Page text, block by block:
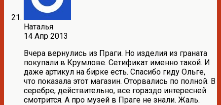
Наталья
14 Апр 2013
Вчера вернулись из Праги. Но изделия из граната
покупали в Крумлове. Сетификат именно такой. И
даже артикул на бирке есть. Спасибо гиду Ольге,
что показала этот магазин. Оторвались по полной. В
серебре, действительно, все гораздо интересней
смотрится. А про музей в Праге не знали. Жаль.